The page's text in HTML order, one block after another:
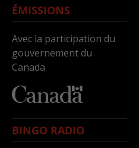
ÉMISSIONS
Avec la participation du
gouvernement du
Canada
BINGO RADIO